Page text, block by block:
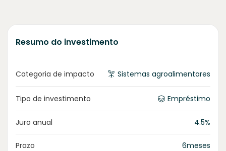
Resumo do investimento
Categoria de impacto Sistemas agroalimentares
Tipo de investimento Empréstimo
Juro anual 4.5%
Prazo 6meses